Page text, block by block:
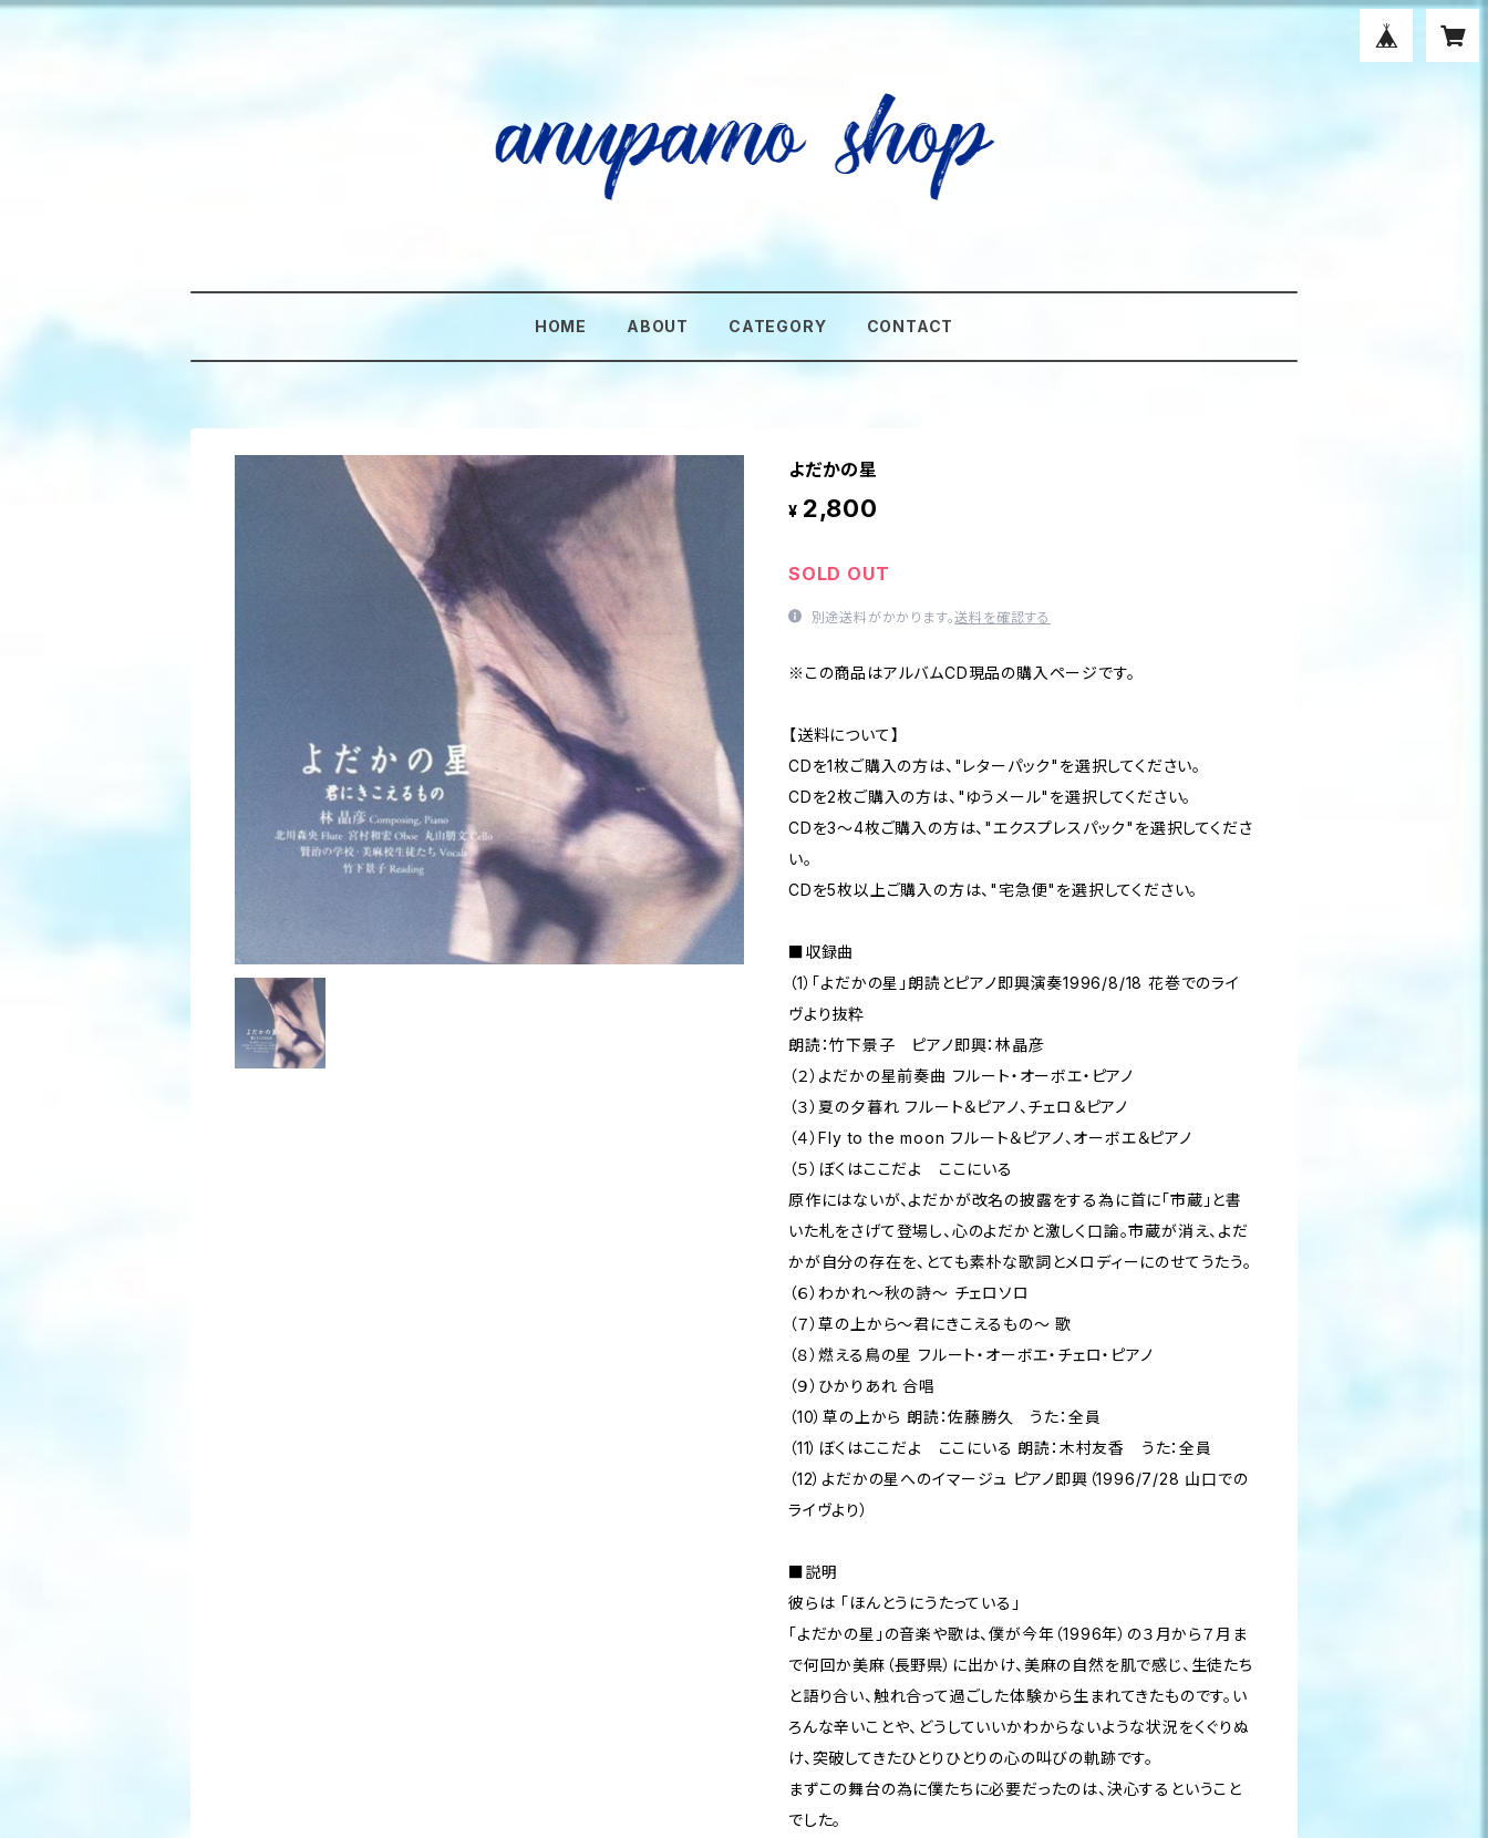
HOME ABOUT CATEGORY CONTACT
よだかの星
¥ 2,800
SOLD OUT
別途送料がかかります。送料を確認する
※この商品はアルバムCD現品の購入ページです。
【送料について】
CDを1枚ご購入の方は、"レターパック"を選択してください。
CDを2枚ご購入の方は、"ゆうメール"を選択してください。
CDを3～4枚ご購入の方は、"エクスプレスパック"を選択してくださ
い。
CDを5枚以上ご購入の方は、"宅急便"を選択してください。
■収録曲
（1）「よだかの星」朗読とピアノ即興演奏1996/8/18 花巻でのライ
ヴより抜粋
朗読：竹下景子 ピアノ即興：林晶彦
（２）よだかの星前奏曲 フルート・オーボエ・ピアノ
（３）夏の夕暮れ フルート＆ピアノ、チェロ＆ピアノ
（４）Fly to the moon フルート＆ピアノ、オーボエ＆ピアノ
（５）ぼくはここだよ ここにいる
原作にはないが、よだかが改名の披露をする為に首に「市蔵」と書
いた札をさげて登場し、心のよだかと激しく口論。市蔵が消え、よだ
かが自分の存在を、とても素朴な歌詞とメロディーにのせてうたう。
（６）わかれ～秋の詩～ チェロソロ
（７）草の上から～君にきこえるもの～ 歌
（８）燃える鳥の星 フルート・オーボエ・チェロ・ピアノ
（９）ひかりあれ 合唱
（10）草の上から 朗読：佐藤勝久 うた：全員
（11）ぼくはここだよ ここにいる 朗読：木村友香 うた：全員
（12）よだかの星へのイマージュ ピアノ即興（1996/7/28 山口での
ライヴより）
■説明
彼らは 「ほんとうにうたっている」
「よだかの星」の音楽や歌は、僕が今年（1996年）の３月から７月ま
で何回か美麻（長野県）に出かけ、美麻の自然を肌で感じ、生徒たち
と語り合い、触れ合って過ごした体験から生まれてきたものです。い
ろんな辛いことや、どうしていいかわからないような状況をくぐりぬ
け、突破してきたひとりひとりの心の叫びの軌跡です。
まずこの舞台の為に僕たちに必要だったのは、決心するということ
でした。